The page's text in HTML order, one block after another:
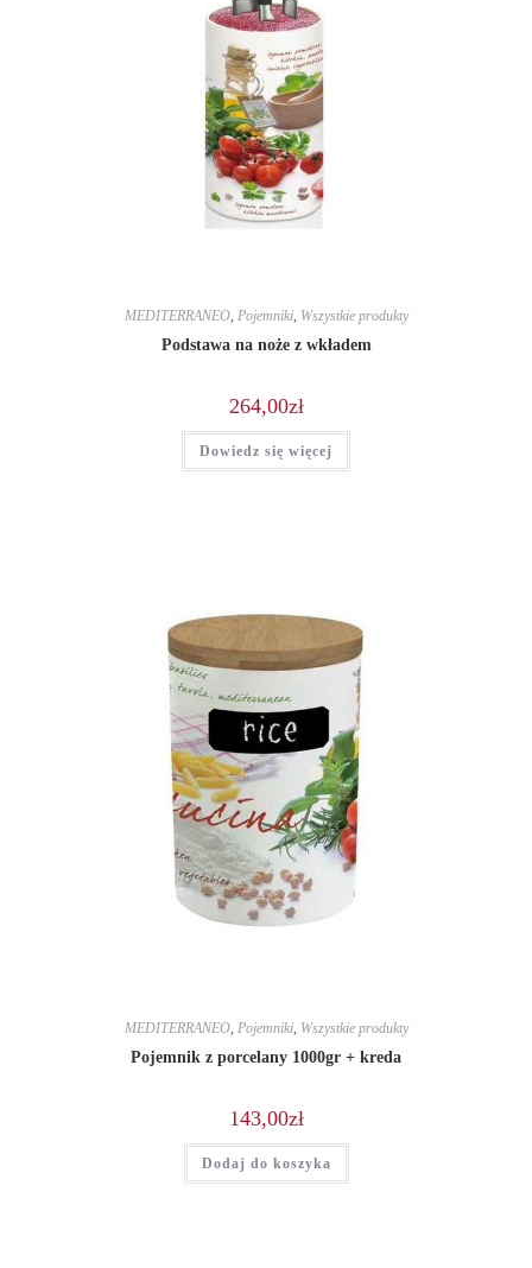
MEDITERRANEO, Pojemniki, Wszystkie produkty
Podstawa na noże z wkładem
264,00zł
Dowiedz się więcej
MEDITERRANEO, Pojemniki, Wszystkie produkty
Pojemnik z porcelany 1000gr + kreda
143,00zł
Dodaj do koszyka